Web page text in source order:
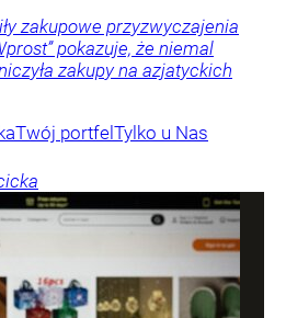
zakupowe przyzwyczajenia
pokazuje, że niemal
zakupy na azjatyckich
Twój portfelTylko u Nas